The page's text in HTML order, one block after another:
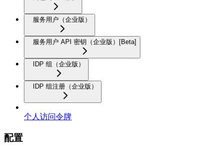
服务用户（企业版）
服务用户 API 密钥（企业版）[Beta]
IDP 组（企业版）
IDP 组注册（企业版）
个人访问令牌
配置